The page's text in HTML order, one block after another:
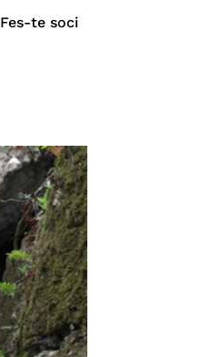
Fes-te soci